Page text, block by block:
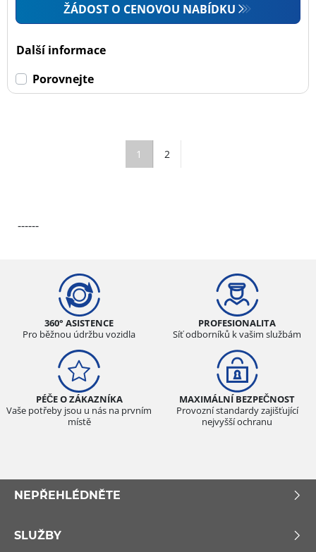
ŽÁDOST O CENOVOU NABÍDKU
Další informace
Porovnejte
1 2
------
360° ASISTENCE
Pro běžnou údržbu vozidla
PROFESIONALITA
Síť odborníků k vašim službám
PÉČE O ZÁKAZNÍKA
Vaše potřeby jsou u nás na prvním
místě
MAXIMÁLNÍ BEZPEČNOST
Provozní standardy zajišťující
nejvyšší ochranu
NEPŘEHLÉDNĚTE
SLUŽBY